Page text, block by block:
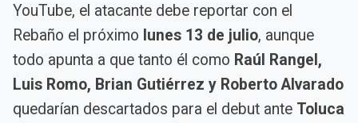
YouTube, el atacante debe reportar con el
Rebaño el próximo lunes 13 de julio, aunque
todo apunta a que tanto él como Raúl Rangel,
Luis Romo, Brian Gutiérrez y Roberto Alvarado
quedarían descartados para el debut ante Toluca